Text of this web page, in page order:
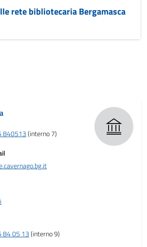
rete bibliotecaria Bergamasca
840513(interno 7)
84 05 13(interno 9)